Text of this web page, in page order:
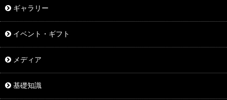
ギャラリー
イベント・ギフト
メディア
基礎知識